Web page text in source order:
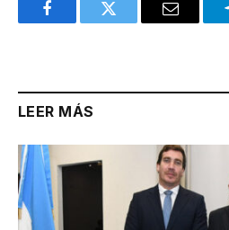
FacebookTwitter Email
LEER MÁS